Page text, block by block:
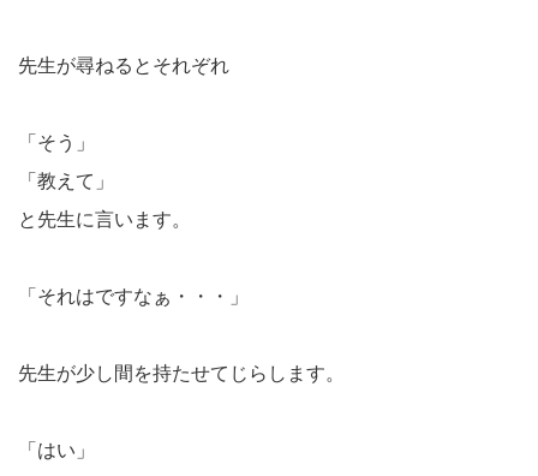
先生が尋ねるとそれぞれ
「そう」
「教えて」
と先生に言います。
「それはですなぁ・・・」
先生が少し間を持たせてじらします。
「はい」